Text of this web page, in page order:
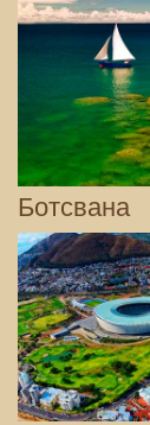
Ботсвана